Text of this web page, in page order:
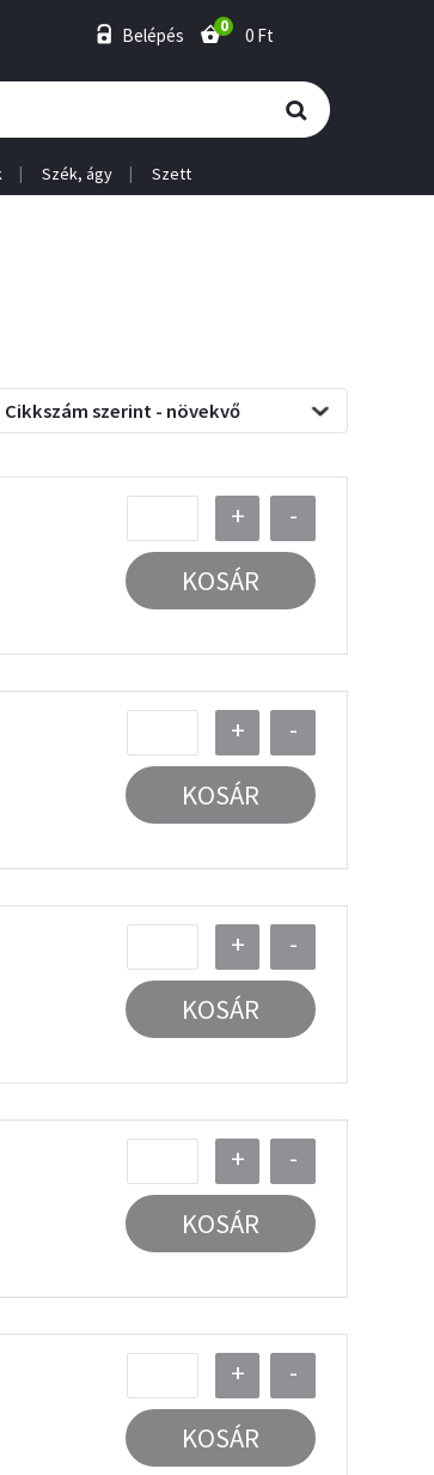
Belépés 0 0 Ft
Szék, ágy Szett
Cikkszám szerint - növekvő
+
-
KOSÁR
+
-
KOSÁR
+
-
KOSÁR
+
-
KOSÁR
+
-
KOSÁR